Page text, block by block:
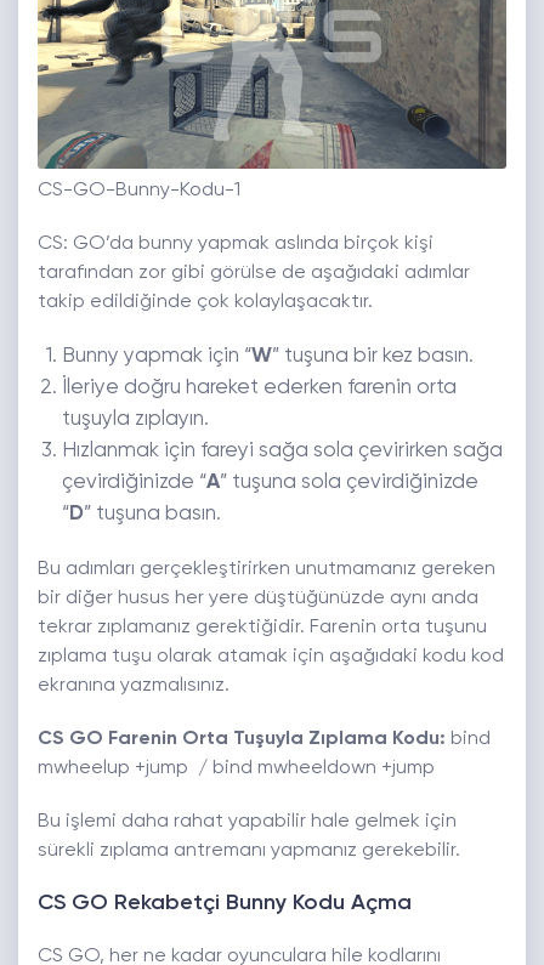
CS-GO-Bunny-Kodu-1
CS: GO’da bunny yapmak aslında birçok kişi
tarafından zor gibi görülse de aşağıdaki adımlar
takip edildiğinde çok kolaylaşacaktır.
Bunny yapmak için “W” tuşuna bir kez basın.
İleriye doğru hareket ederken farenin orta
tuşuyla zıplayın.
Hızlanmak için fareyi sağa sola çevirirken sağa
çevirdiğinizde “A” tuşuna sola çevirdiğinizde
“D” tuşuna basın.
Bu adımları gerçekleştirirken unutmamanız gereken
bir diğer husus her yere düştüğünüzde aynı anda
tekrar zıplamanız gerektiğidir. Farenin orta tuşunu
zıplama tuşu olarak atamak için aşağıdaki kodu kod
ekranına yazmalısınız.
CS GO Farenin Orta Tuşuyla Zıplama Kodu: bind
mwheelup +jump / bind mwheeldown +jump
Bu işlemi daha rahat yapabilir hale gelmek için
sürekli zıplama antremanı yapmanız gerekebilir.
CS GO Rekabetçi Bunny Kodu Açma
CS GO, her ne kadar oyunculara hile kodlarını